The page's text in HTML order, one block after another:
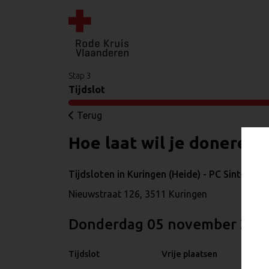
Stap 3
Tijdslot
Terug
Hoe laat wil je doneren?
Tijdsloten in Kuringen (Heide) - PC Sint-Jan
Nieuwstraat 126, 3511 Kuringen
donderdag 05 november 2026
Tijdslot Vrije plaatsen